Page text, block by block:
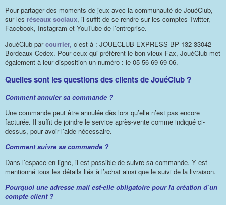
Pour partager des moments de jeux avec la communauté de JouéClub,
sur les réseaux sociaux, il suffit de se rendre sur les comptes Twitter,
Facebook, Instagram et YouTube de l’entreprise.
JouéClub parcourrier, c’est à : JOUECLUB EXPRESS BP 132 33042
Bordeaux Cedex. Pour ceux qui préfèrent le bon vieux Fax, JouéClub met
également à leur disposition un numéro : le 05 56 69 69 06.
Quelles sont les questions des clients de JouéClub ?
Comment annuler sa commande ?
Une commande peut être annulée dès lors qu’elle n’est pas encore
facturée. Il suffit de joindre le service après-vente comme indiqué ci-
dessus, pour avoir l’aide nécessaire.
Comment suivre sa commande ?
Dans l’espace en ligne, il est possible de suivre sa commande. Y est
mentionné tous les détails liés à l’achat ainsi que le suivi de la livraison.
Pourquoi une adresse mail est-elle obligatoire pour la création d’un
compte client ?